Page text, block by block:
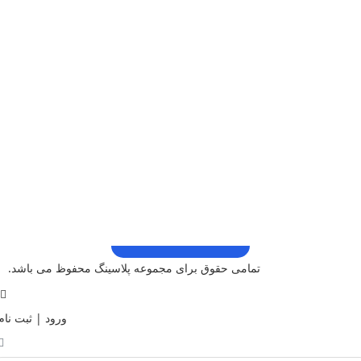
تمامی حقوق برای مجموعه پلاسینگ محفوظ می باشد.
ورود | ثبت